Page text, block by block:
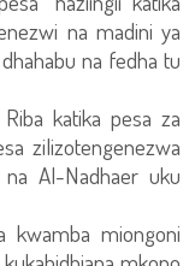
na madini ya
na fedha tu
katika pesa za
zilizotengenezwa
Al-Nadhaer uku
kwamba miongoni